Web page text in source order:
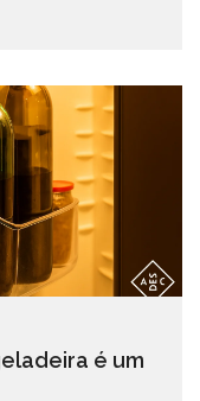
é um